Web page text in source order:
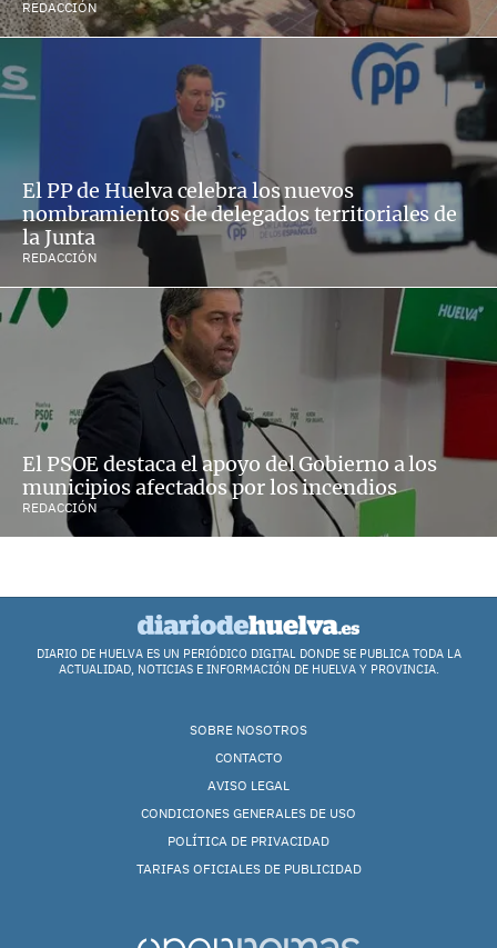
REDACCIÓN
El PP de Huelva celebra los nuevos
nombramientos de delegados territoriales de
la Junta
REDACCIÓN
El PSOE destaca el apoyo del Gobierno a los
municipios afectados por los incendios
REDACCIÓN
DIARIO DE HUELVA ES UN PERIÓDICO DIGITAL DONDE SE PUBLICA TODA LA
ACTUALIDAD, NOTICIAS E INFORMACIÓN DE HUELVA Y PROVINCIA.
SOBRE NOSOTROS
CONTACTO
AVISO LEGAL
CONDICIONES GENERALES DE USO
POLÍTICA DE PRIVACIDAD
TARIFAS OFICIALES DE PUBLICIDAD